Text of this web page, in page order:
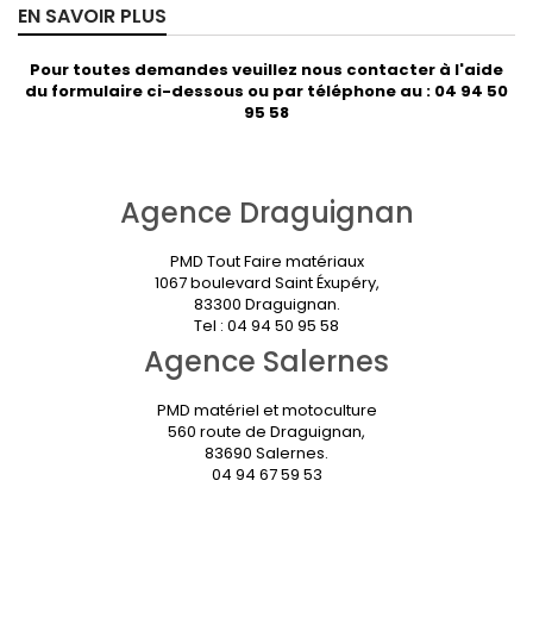
EN SAVOIR PLUS
Pour toutes demandes veuillez nous contacter à l'aide
du formulaire ci-dessous ou par téléphone au : 04 94 50
95 58
Agence Draguignan
PMD Tout Faire matériaux
1067 boulevard Saint Éxupéry,
83300 Draguignan.
Tel : 04 94 50 95 58
Agence Salernes
PMD matériel et motoculture
560 route de Draguignan,
83690 Salernes.
04 94 67 59 53